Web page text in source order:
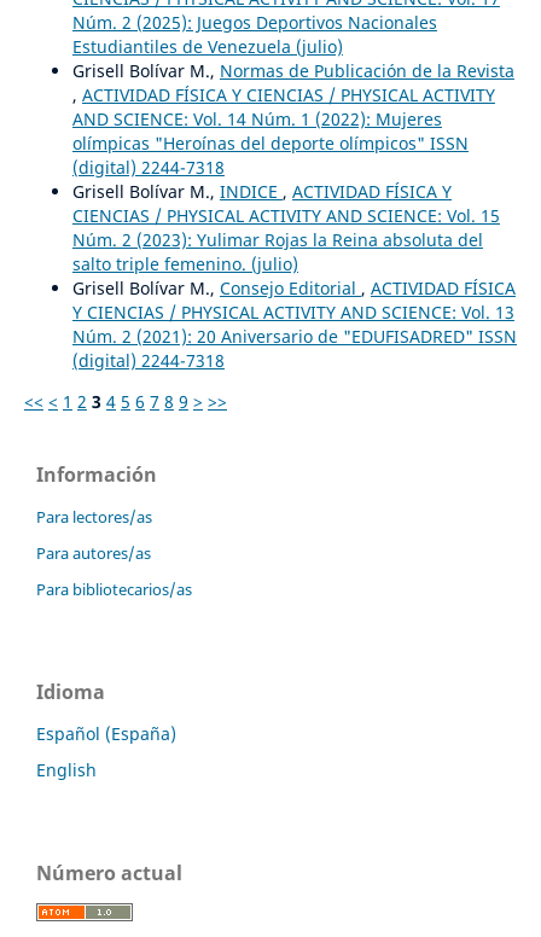
Núm. 2 (2025): Juegos Deportivos Nacionales
Estudiantiles de Venezuela (julio)
Grisell Bolívar M., Normas de Publicación de la Revista
, ACTIVIDAD FÍSICA Y CIENCIAS / PHYSICAL ACTIVITY
AND SCIENCE: Vol. 14 Núm. 1 (2022): Mujeres
olímpicas "Heroínas del deporte olímpicos" ISSN
(digital) 2244-7318
Grisell Bolívar M., INDICE , ACTIVIDAD FÍSICA Y
CIENCIAS / PHYSICAL ACTIVITY AND SCIENCE: Vol. 15
Núm. 2 (2023): Yulimar Rojas la Reina absoluta del
salto triple femenino. (julio)
Grisell Bolívar M., Consejo Editorial , ACTIVIDAD FÍSICA
Y CIENCIAS / PHYSICAL ACTIVITY AND SCIENCE: Vol. 13
Núm. 2 (2021): 20 Aniversario de "EDUFISADRED" ISSN
(digital) 2244-7318
<< < 1 2 3 4 5 6 7 8 9 > >>
Información
Para lectores/as
Para autores/as
Para bibliotecarios/as
Idioma
Español (España)
English
Número actual